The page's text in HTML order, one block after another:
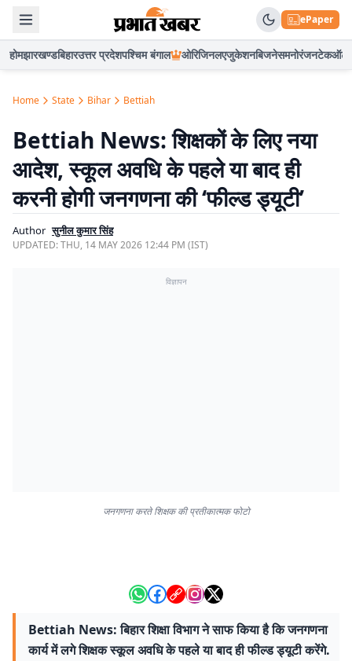
ePaper
होमझारखण्डबिहारउत्तर प्रदेशपश्चिम बंगाल ओरिजिनलएजुकेशनबिजनेसमनोरंजनटेकऑटो
Home State Bihar Bettiah
Bettiah News: शिक्षकों के लिए नया
आदेश, स्कूल अवधि के पहले या बाद ही
करनी होगी जनगणना की ‘फील्ड ड्यूटी’
Author सुनील कुमार सिंह
UPDATED:THU, 14 MAY 2026 12:44 PM (IST)
विज्ञापन
जनगणना करते शिक्षक की प्रतीकात्मक फोटो
Bettiah News: बिहार शिक्षा विभाग ने साफ किया है कि जनगणना
कार्य में लगे शिक्षक स्कूल अवधि के पहले या बाद ही फील्ड ड्यूटी करेंगे.